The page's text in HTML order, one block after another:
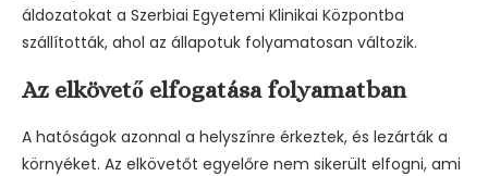
áldozatokat a Szerbiai Egyetemi Klinikai Központba
szállították, ahol az állapotuk folyamatosan változik.
Az elkövető elfogatása folyamatban
A hatóságok azonnal a helyszínre érkeztek, és lezárták a
környéket. Az elkövetőt egyelőre nem sikerült elfogni, ami